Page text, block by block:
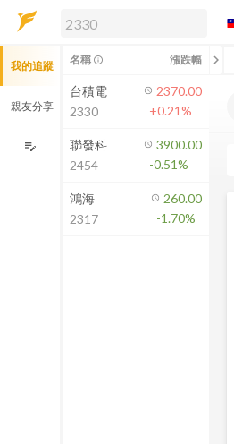
解鎖即時行情及進階功能
方案」，即可解鎖以下功能：
即時行情
即時市況與排行
成交金額熱力圖
前往方案訂閱
如何綁定合作券商
我的追蹤
親友分享
edit_note
名稱 info_outline 漲跌幅 chevron_left
台積電
2330
2370.00
+0.21%
聯發科
2454
3900.00
-0.51%
鴻海
2317
260.00
-1.70%